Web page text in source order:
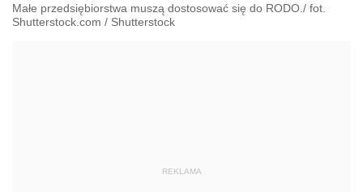
Małe przedsiębiorstwa muszą dostosować się do RODO./ fot.
Shutterstock.com / Shutterstock